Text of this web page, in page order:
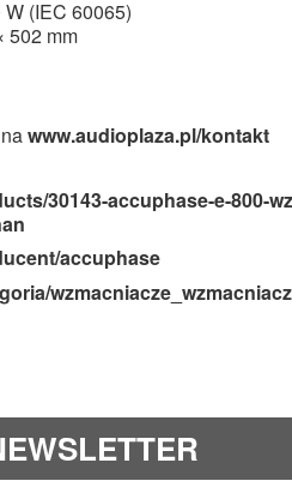
(IEC 60065)
502 mm
www.audioplaza.pl/kontakt
30143-accuphase-e-800-
accuphase